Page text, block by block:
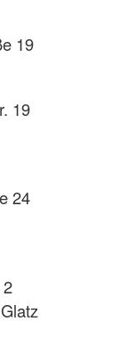
19
19
24